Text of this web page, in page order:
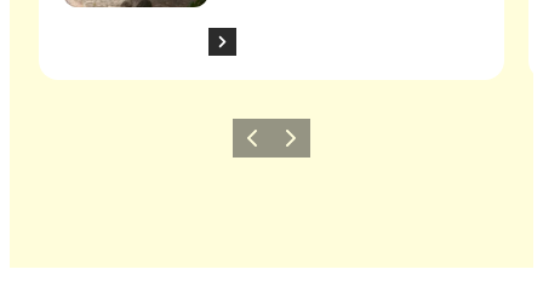
Forrige billede
Næste billede